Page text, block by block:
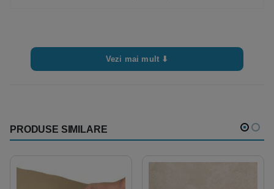
Vezi mai mult ⬇
PRODUSE SIMILARE